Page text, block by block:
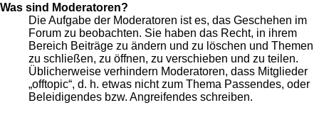
Was sind Moderatoren?
Die Aufgabe der Moderatoren ist es, das Geschehen im
Forum zu beobachten. Sie haben das Recht, in ihrem
Bereich Beiträge zu ändern und zu löschen und Themen
zu schließen, zu öffnen, zu verschieben und zu teilen.
Üblicherweise verhindern Moderatoren, dass Mitglieder
„offtopic“, d. h. etwas nicht zum Thema Passendes, oder
Beleidigendes bzw. Angreifendes schreiben.